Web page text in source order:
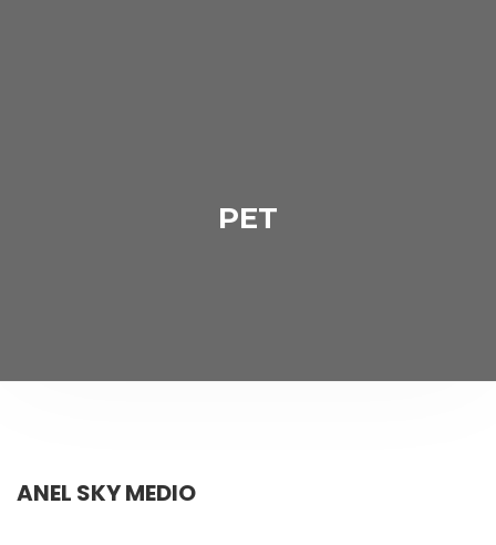
PET
ANEL SKY MEDIO